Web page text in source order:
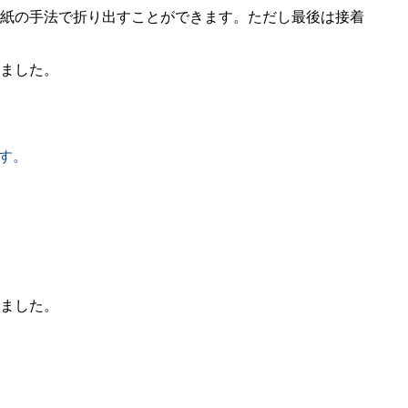
手法で折り出すことができます。ただし最後は接着
した。
。
した。